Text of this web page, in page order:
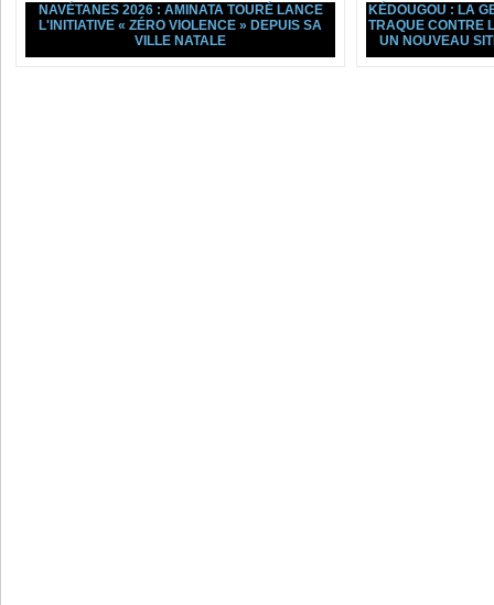
NAVÉTANES 2026 : AMINATA TOURÉ LANCE
L'INITIATIVE « ZÉRO VIOLENCE » DEPUIS SA
VILLE NATALE
KÉDOUGOU : LA
TRAQUE CONTRE
UN NOUVEAU